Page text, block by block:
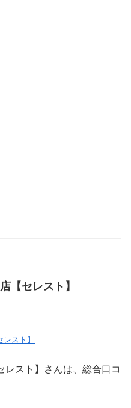
【セレスト】
スト】
スト】さんは、総合口コ